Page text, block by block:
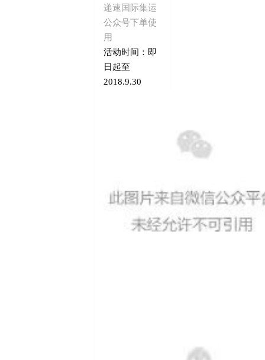
递速国际集运
公众号下单使
用
活动时间：即
日起至
2018.9.30